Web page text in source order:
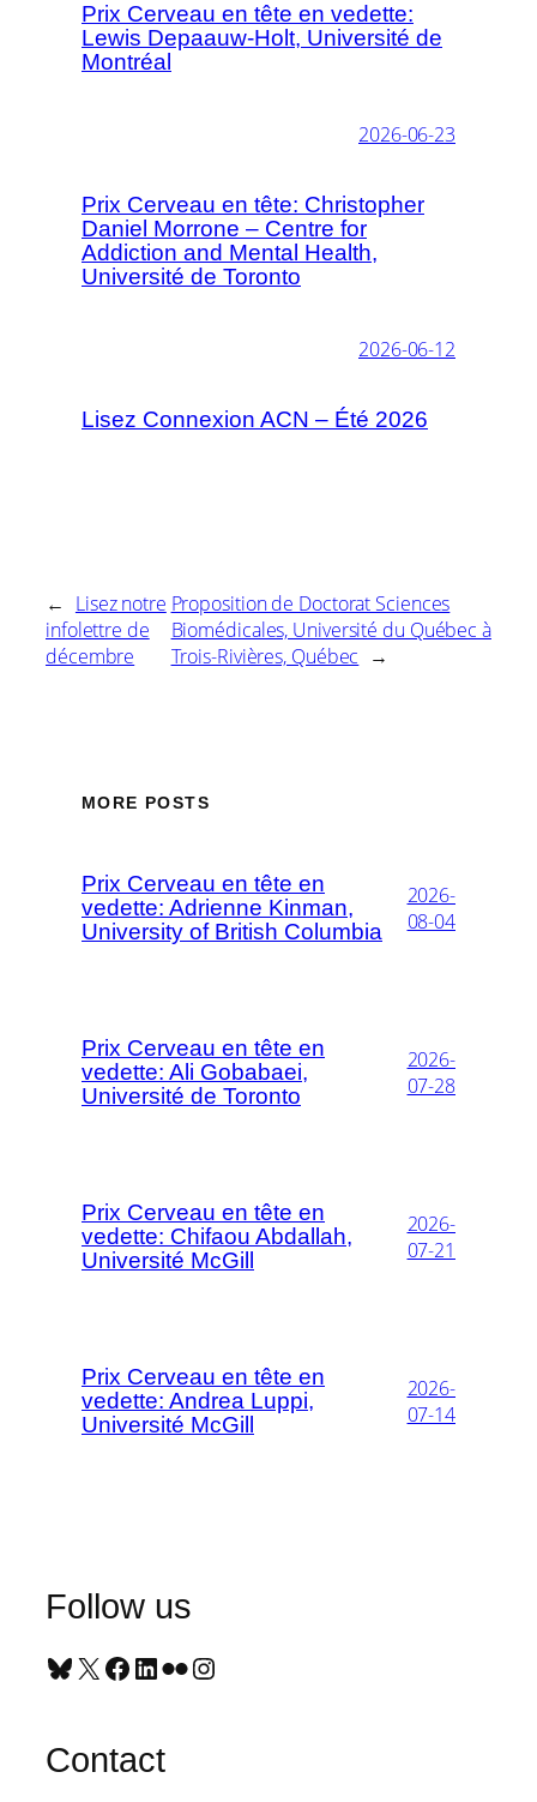
Prix Cerveau en tête en vedette:
Lewis Depaauw-Holt, Université de
Montréal
2026-06-23
Prix Cerveau en tête: Christopher
Daniel Morrone – Centre for
Addiction and Mental Health,
Université de Toronto
2026-06-12
Lisez Connexion ACN – Été 2026
← Lisez notre
infolettre de
décembre
Proposition de Doctorat Sciences
Biomédicales, Université du Québec à
Trois-Rivières, Québec →
MORE POSTS
Prix Cerveau en tête en
vedette: Adrienne Kinman,
University of British Columbia
2026-
08-04
Prix Cerveau en tête en
vedette: Ali Gobabaei,
Université de Toronto
2026-
07-28
Prix Cerveau en tête en
vedette: Chifaou Abdallah,
Université McGill
2026-
07-21
Prix Cerveau en tête en
vedette: Andrea Luppi,
Université McGill
2026-
07-14
Follow us
Bluesky X Facebook LinkedIn Flickr Instagram
Contact